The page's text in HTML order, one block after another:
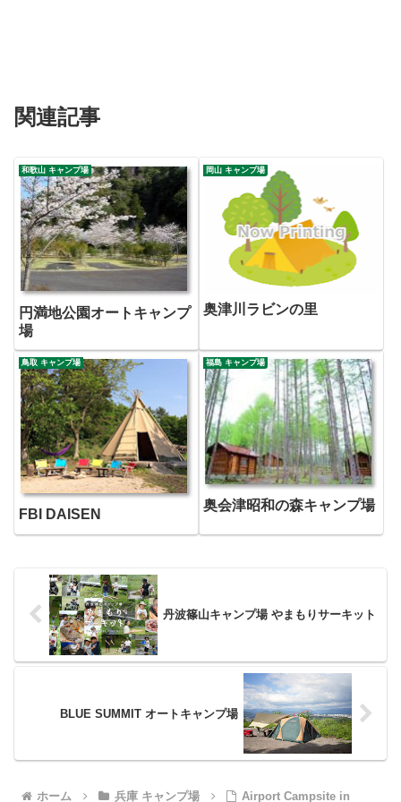
関連記事
和歌山 キャンプ場
円満地公園オートキャンプ
場
岡山 キャンプ場
奥津川ラビンの里
鳥取 キャンプ場
FBI DAISEN
福島 キャンプ場
奥会津昭和の森キャンプ場
丹波篠山キャンプ場 やまもりサーキット
BLUE SUMMIT オートキャンプ場
ホーム 兵庫 キャンプ場 Airport Campsite in